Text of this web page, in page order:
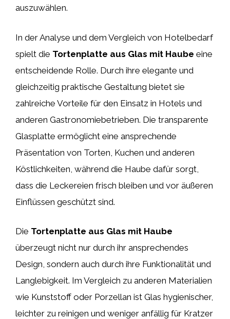
auszuwählen.
In der Analyse und dem Vergleich von Hotelbedarf
spielt die Tortenplatte aus Glas mit Haube eine
entscheidende Rolle. Durch ihre elegante und
gleichzeitig praktische Gestaltung bietet sie
zahlreiche Vorteile für den Einsatz in Hotels und
anderen Gastronomiebetrieben. Die transparente
Glasplatte ermöglicht eine ansprechende
Präsentation von Torten, Kuchen und anderen
Köstlichkeiten, während die Haube dafür sorgt,
dass die Leckereien frisch bleiben und vor äußeren
Einflüssen geschützt sind.
Die Tortenplatte aus Glas mit Haube
überzeugt nicht nur durch ihr ansprechendes
Design, sondern auch durch ihre Funktionalität und
Langlebigkeit. Im Vergleich zu anderen Materialien
wie Kunststoff oder Porzellan ist Glas hygienischer,
leichter zu reinigen und weniger anfällig für Kratzer